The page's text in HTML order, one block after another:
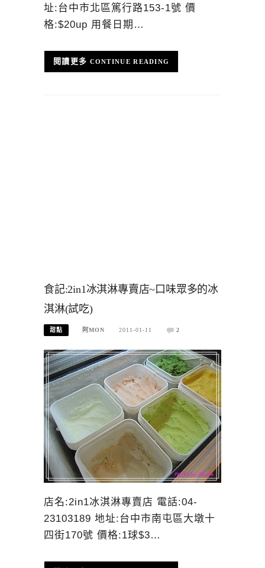
址:台中市北區篤行路153-1號 價
格:$20up 用餐日期…
CONTINUE READING
食記:2in1冰淇淋專賣店~口味眾多的冰
淇淋(試吃)
甜點 阿MON 2011-01-11 2
店名:2in1冰淇淋專賣店 電話:04-
23103189 地址:台中市南屯區大墩十
四街170號 價格:1球$3…